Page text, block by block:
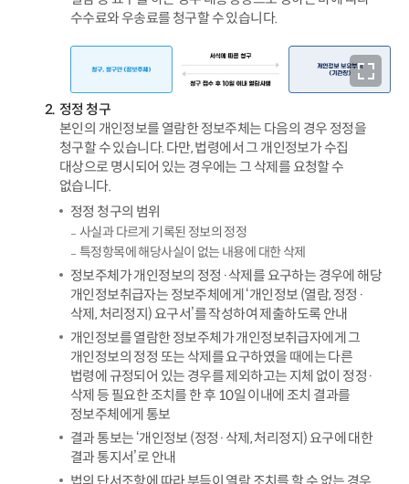
수수료와 우송료를 청구할 수 있습니다.
정정 청구
본인의 개인정보를 열람한 정보주체는 다음의 경우 정정을
청구할 수 있습니다. 다만, 법령에서 그 개인정보가 수집
대상으로 명시되어 있는 경우에는 그 삭제를 요청할 수
없습니다.
정정 청구의 범위
사실과 다르게 기록된 정보의 정정
특정항목에 해당사실이 없는 내용에 대한 삭제
정보주체가 개인정보의 정정·삭제를 요구하는 경우에 해당
개인정보취급자는 정보주체에게 ‘개인정보 (열람, 정정·
삭제, 처리정지) 요구서’를 작성하여 제출하도록 안내
개인정보를 열람한 정보주체가 개인정보취급자에게 그
개인정보의 정정 또는 삭제를 요구하였을 때에는 다른
법령에 규정되어 있는 경우를 제외하고는 지체 없이 정정·
삭제 등 필요한 조치를 한 후 10일 이내에 조치 결과를
정보주체에게 통보
결과 통보는 ‘개인정보 (정정·삭제, 처리정지) 요구에 대한
결과 통지서’로 안내